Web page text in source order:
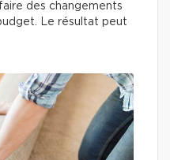
des changements
Le résultat peut